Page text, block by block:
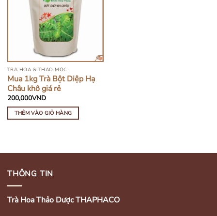
TRÀ HOA & THẢO MỘC
Mua 1kg Trà Bột Diệp Hạ
Châu khô giá rẻ
200,000VND
THÊM VÀO GIỎ HÀNG
THÔNG TIN
Trà Hoa Thảo Dược THAPHACO